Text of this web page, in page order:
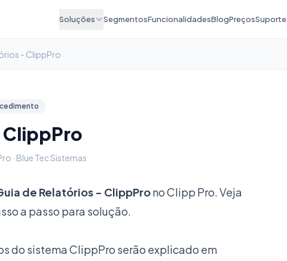
Soluções SegmentosFuncionalidadesBlogPreçosSuporte
- ClippPro
ClippPro
· Blue Tec Sistemas
de Relatórios - ClippProno Clipp Pro. Veja
a passo para solução.
do sistema ClippPro serão explicado em